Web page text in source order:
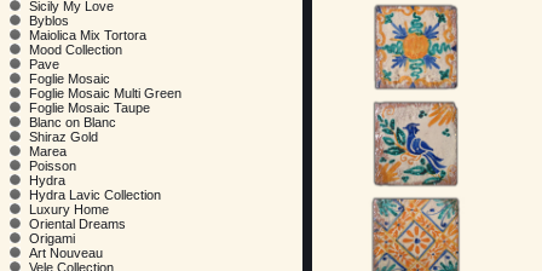
Sicily My Love
Byblos
Maiolica Mix Tortora
Mood Collection
Pave
Foglie Mosaic
Foglie Mosaic Multi Green
Foglie Mosaic Taupe
Blanc on Blanc
Shiraz Gold
Marea
Poisson
Hydra
Hydra Lavic Collection
Luxury Home
Oriental Dreams
Origami
Art Nouveau
Vele Collection